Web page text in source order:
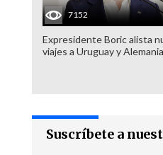
7152
Expresidente Boric alista
viajes a Uruguay y Alemania
Suscríbete a